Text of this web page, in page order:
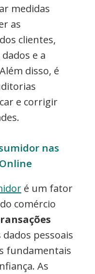
medidas
as
clientes,
e a
disso, é
e corrigir
nas
é um fator
comércio
pessoais
fundamentais
As